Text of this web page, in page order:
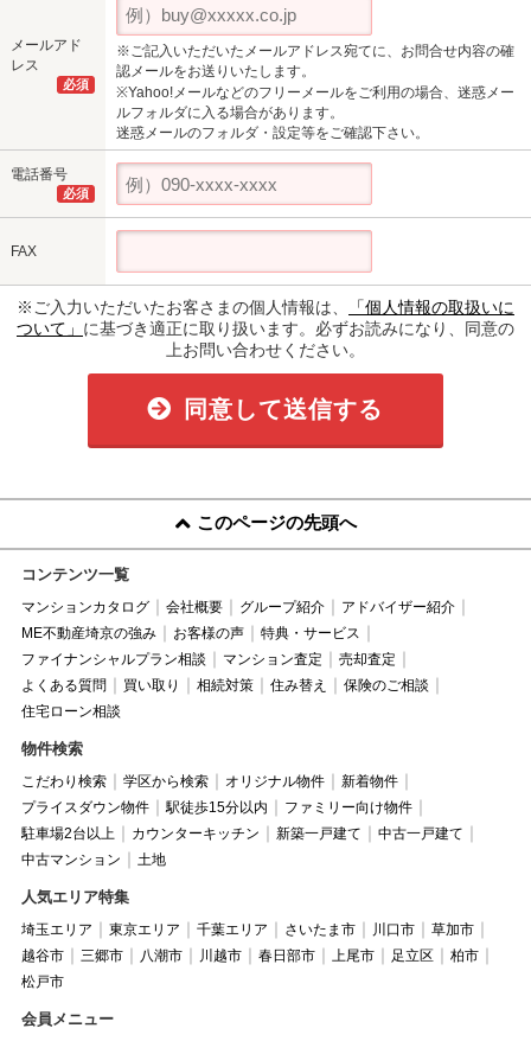
メールアド
レス
必須
※ご記入いただいたメールアドレス宛てに、お問合せ内容の確
認メールをお送りいたします。
※Yahoo!メールなどのフリーメールをご利用の場合、迷惑メー
ルフォルダに入る場合があります。
迷惑メールのフォルダ・設定等をご確認下さい。
電話番号
必須
FAX
※ご入力いただいたお客さまの個人情報は、
「個人情報の取扱いに
ついて」 に基づき適正に取り扱います。必ずお読みになり、同意の
上お問い合わせください。
同意して送信する
このページの先頭へ
コンテンツ一覧
マンションカタログ 会社概要 グループ紹介
アドバイザー紹介
ME不動産埼京の強み
お客様の声
特典・サービス
ファイナンシャルプラン相談
マンション査定
売却査定
よくある質問
買い取り 相続対策 住み替え
保険のご相談
住宅ローン相談
物件検索
こだわり検索 学区から検索 オリジナル物件
新着物件
プライスダウン物件
駅徒歩15分以内
ファミリー向け物件
駐車場2台以上
カウンターキッチン 新築一戸建て
中古一戸建て
中古マンション
土地
人気エリア特集
埼玉エリア 東京エリア 千葉エリア さいたま市 川口市
草加市
越谷市
三郷市 八潮市 川越市 春日部市 上尾市 足立区
柏市
松戸市
会員メニュー